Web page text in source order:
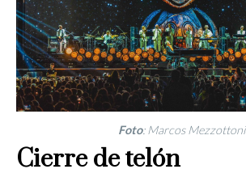
Foto: Marcos Mezzottoni
Cierre de telón